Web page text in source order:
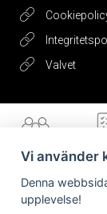
Valvet
Få vårt
Vi använder
Denna
upplevelse!